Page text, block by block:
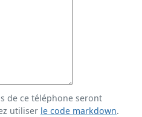
de ce téléphone seront
utiliser le code markdown.